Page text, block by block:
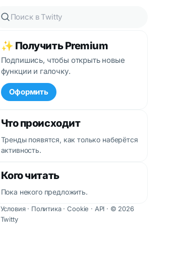
✨ Получить Premium
Подпишись, чтобы открыть новые
функции и галочку.
Оформить
Что происходит
Тренды появятся, как только наберётся
активность.
Кого читать
Пока некого предложить.
Условия· Политика·Cookie · API · © 2026
Twitty